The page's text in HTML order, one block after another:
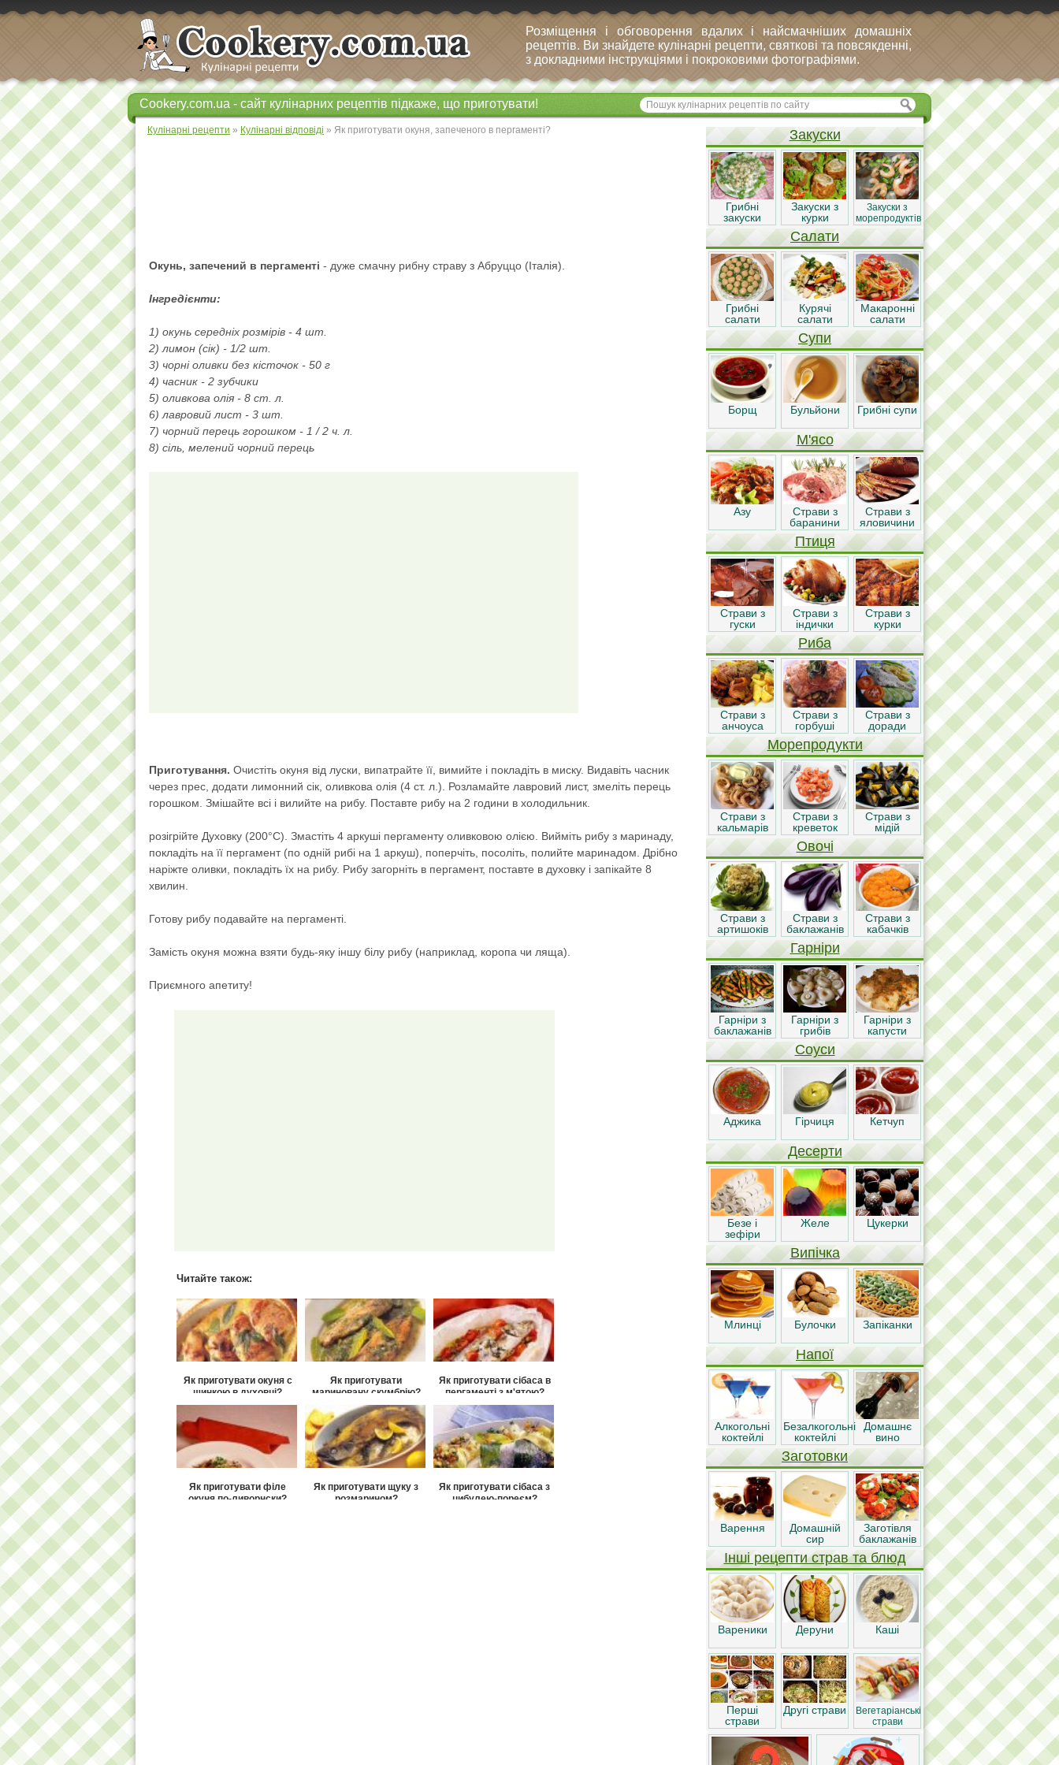
Розміщення і обговорення вдалих і найсмачніших домашніх
рецептів. Ви знайдете кулінарні рецепти, святкові та повсякденні,
з докладними інструкціями і покроковими фотографіями.
Cookery.com.ua - сайт кулінарних рецептів підкаже, що приготувати!
Кулінарні рецепти » Кулінарні відповіді » Як приготувати окуня, запеченого в пергаменті?
Окунь, запечений в пергаменті - дуже смачну рибну страву з Абруццо (Італія).
Інгредієнти:
1) окунь середніх розмірів - 4 шт.
2) лимон (сік) - 1/2 шт.
3) чорні оливки без кісточок - 50 г
4) часник - 2 зубчики
5) оливкова олія - 8 ст. л.
6) лавровий лист - 3 шт.
7) чорний перець горошком - 1 / 2 ч. л.
8) сіль, мелений чорний перець
Приготування. Очистіть окуня від луски, випатрайте її, вимийте і покладіть в миску. Видавіть часник
через прес, додати лимонний сік, оливкова олія (4 ст. л.). Розламайте лавровий лист, змеліть перець
горошком. Змішайте всі і вилийте на рибу. Поставте рибу на 2 години в холодильник.
розігрійте Духовку (200°С). Змастіть 4 аркуші пергаменту оливковою олією. Вийміть рибу з маринаду,
покладіть на її пергамент (по одній рибі на 1 аркуш), поперчіть, посоліть, полийте маринадом. Дрібно
наріжте оливки, покладіть їх на рибу. Рибу загорніть в пергамент, поставте в духовку і запікайте 8
хвилин.
Готову рибу подавайте на пергаменті.
Замість окуня можна взяти будь-яку іншу білу рибу (наприклад, коропа чи ляща).
Приємного апетиту!
Читайте також:
Як приготувати окуня c
шинкою в духовці?
Як приготувати
мариновану скумбрію?
Як приготувати сібаса в
пергаменті з м'ятою?
Як приготувати філе
окуня по-ливорнски?
Як приготувати щуку з
розмарином?
Як приготувати сібаса з
цибулею-пореєм?
Закуски
Грибні
закуски
Закуски з
курки
Закуски з
морепродуктів
Салати
Грибні
салати
Курячі
салати
Макаронні
салати
Супи
Борщ Бульйони Грибні супи
М'ясо
Азу
Страви з
баранини
Страви з
яловичини
Птиця
Страви з
гуски
Страви з
індички
Страви з
курки
Риба
Страви з
анчоуса
Страви з
горбуші
Страви з
доради
Морепродукти
Страви з
кальмарів
Страви з
креветок
Страви з
мідій
Овочі
Страви з
артишоків
Страви з
баклажанів
Страви з
кабачків
Гарніри
Гарніри з
баклажанів
Гарніри з
грибів
Гарніри з
капусти
Соуси
Аджика Гірчиця Кетчуп
Десерти
Безе і
зефіри
Желе Цукерки
Випічка
Млинці Булочки Запіканки
Напої
Алкогольні
коктейлі
Безалкогольні
коктейлі
Домашнє
вино
Заготовки
Варення
Домашній
сир
Заготівля
баклажанів
Інші рецепти страв та блюд
Вареники Деруни Каші
Перші
страви
Другі страви
Вегетаріанські
страви